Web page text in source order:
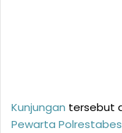
Kunjungan tersebut
Pewarta Polrestabes